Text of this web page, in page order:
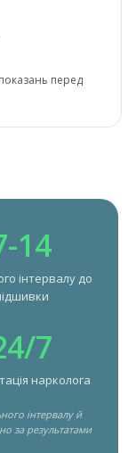
перед
14
інтервалу до
7
нарколога
інтервалу й
за результатами